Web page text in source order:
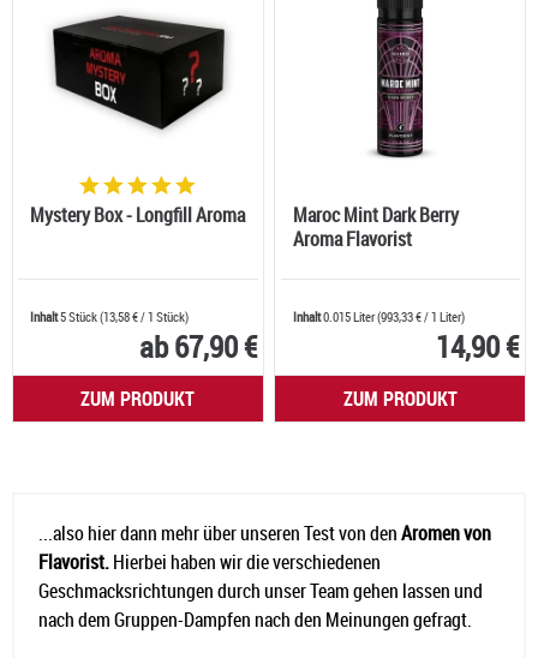
Mystery Box - Longfill Aroma
Inhalt5 Stück(13,58 €/ 1 Stück)
ab 67,90 €
ZUM PRODUKT
Maroc Mint Dark Berry
Aroma Flavorist
Inhalt0.015 Liter(993,33 €/ 1 Liter)
14,90 €
ZUM PRODUKT
...also hier dann mehr über unseren Test von denAromen von
Flavorist.Hierbei haben wir die verschiedenen
Geschmacksrichtungen durch unser Team gehen lassen und
nach dem Gruppen-Dampfen nach den Meinungen gefragt.